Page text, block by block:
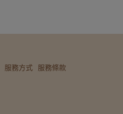
服務方式 服務條款